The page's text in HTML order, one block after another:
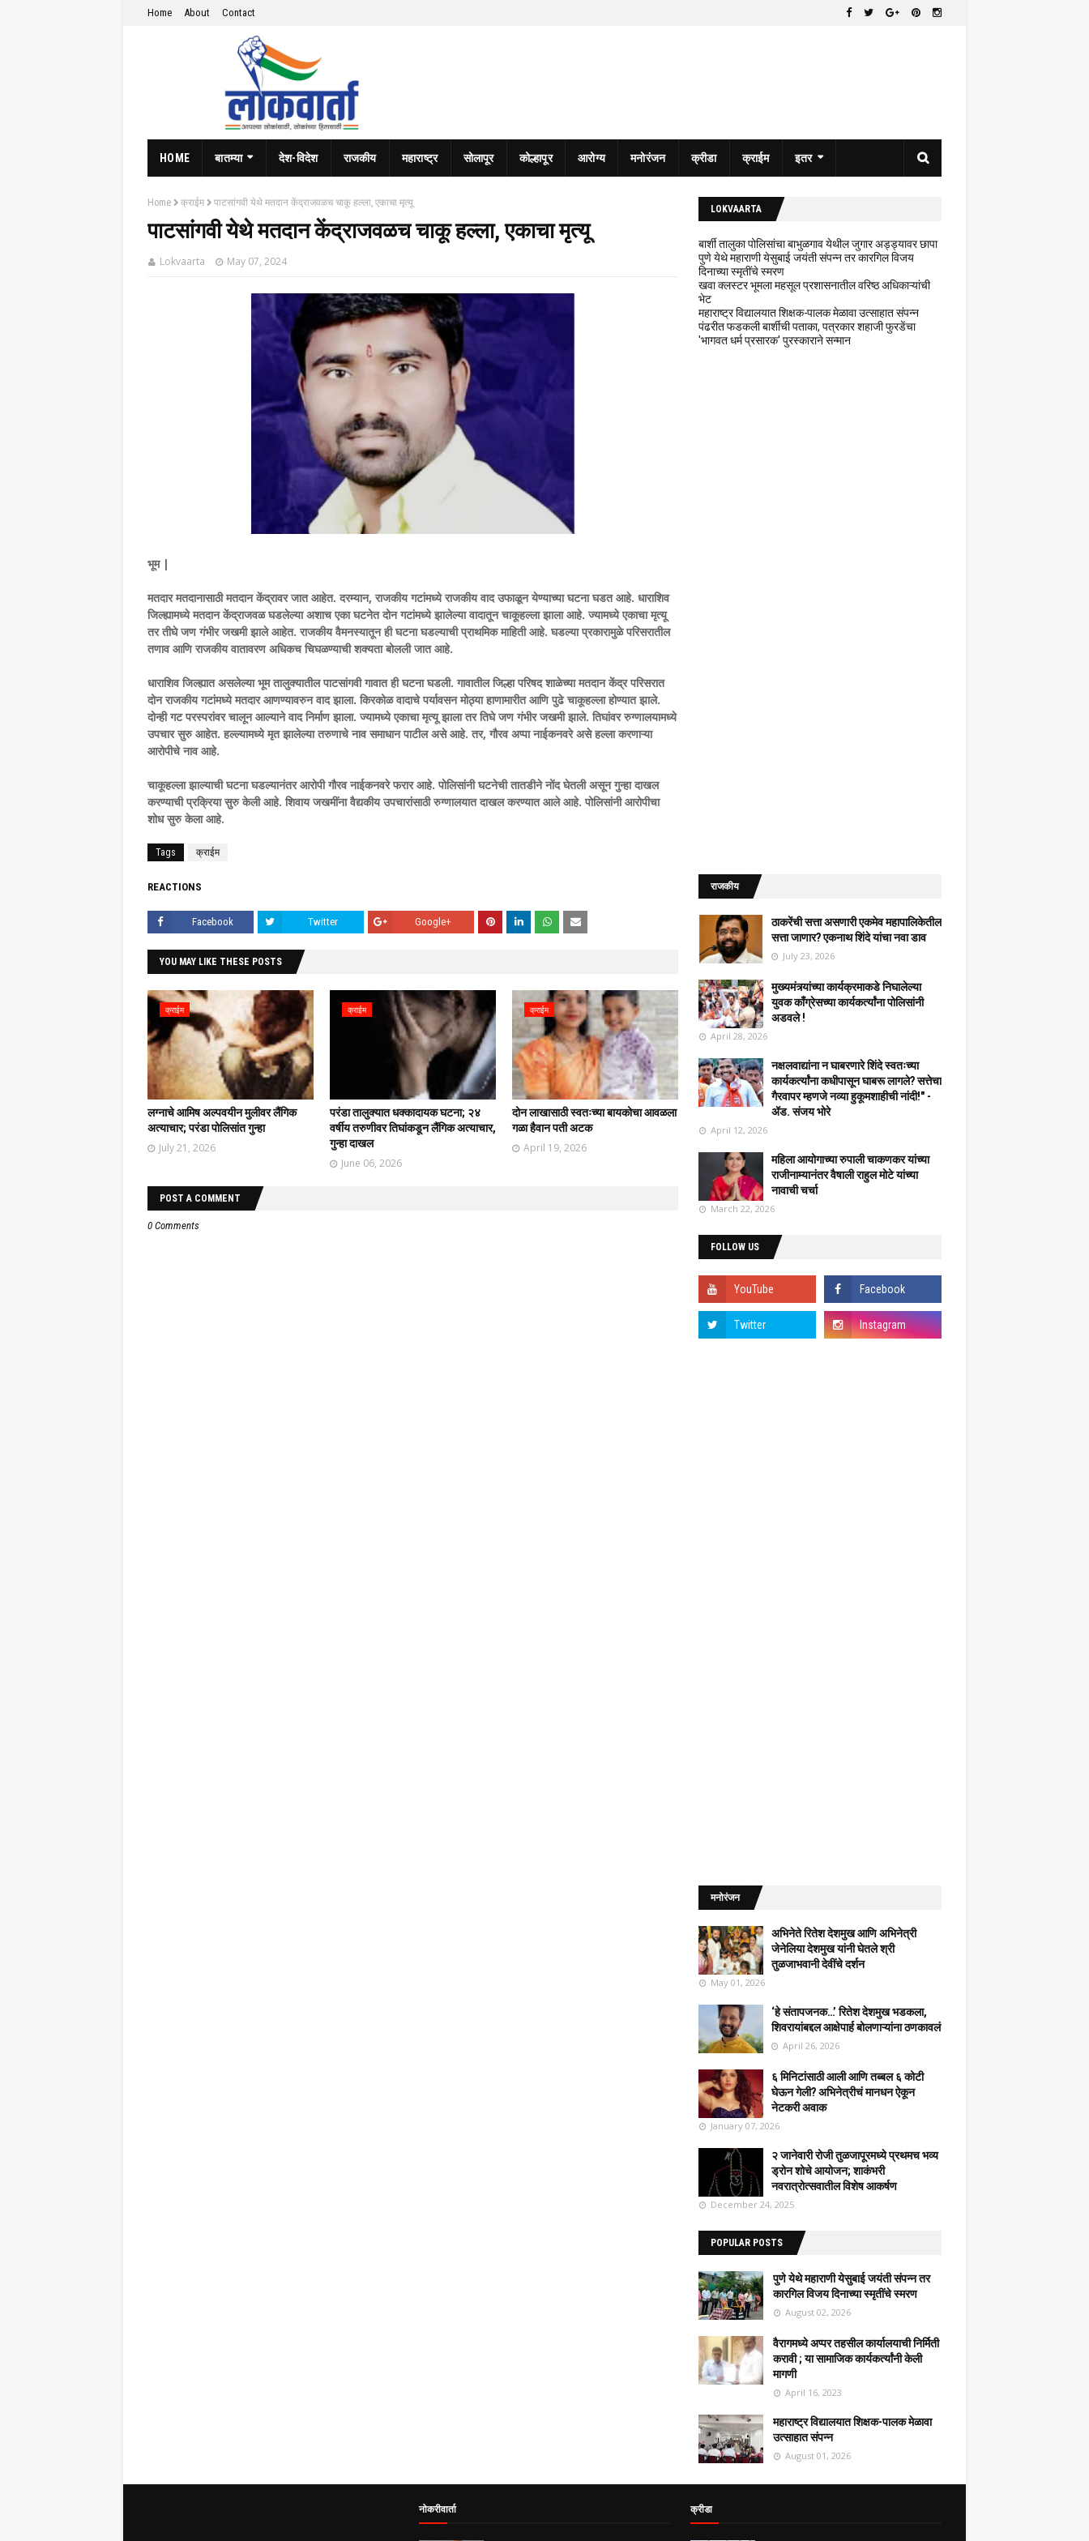
Home About Contact
HOME बातम्या देश-विदेश राजकीय महाराष्ट्र सोलापूर कोल्हापूर आरोग्य मनोरंजन क्रीडा क्राईम इतर
Home क्राईम पाटसांगवी येथे मतदान केंद्राजवळच चाकू हल्ला, एकाचा मृत्यू
पाटसांगवी येथे मतदान केंद्राजवळच चाकू हल्ला, एकाचा मृत्यू
Lokvaarta May 07, 2024
भूम |
मतदार मतदानासाठी मतदान केंद्रावर जात आहेत. दरम्यान, राजकीय गटांमध्ये राजकीय वाद उफाळून येण्याच्या घटना घडत आहे. धाराशिव
जिल्ह्यामध्ये मतदान केंद्राजवळ घडलेल्या अशाच एका घटनेत दोन गटांमध्ये झालेल्या वादातून चाकूहल्ला झाला आहे. ज्यामध्ये एकाचा मृत्यू
तर तीघे जण गंभीर जखमी झाले आहेत. राजकीय वैमनस्यातून ही घटना घडल्याची प्राथमिक माहिती आहे. घडल्या प्रकारामुळे परिसरातील
तणाव आणि राजकीय वातावरण अधिकच चिघळण्याची शक्यता बोलली जात आहे.
धाराशिव जिल्ह्यात असलेल्या भूम तालुक्यातील पाटसांगवी गावात ही घटना घडली. गावातील जिल्हा परिषद शाळेच्या मतदान केंद्र परिसरात
दोन राजकीय गटांमध्ये मतदार आणण्यावरुन वाद झाला. किरकोळ वादाचे पर्यावसन मोठ्या हाणामारीत आणि पुढे चाकूहल्ला होण्यात झाले.
दोन्ही गट परस्परांवर चालून आल्याने वाद निर्माण झाला. ज्यामध्ये एकाचा मृत्यू झाला तर तिघे जण गंभीर जखमी झाले. तिघांवर रुग्णालयामध्ये
उपचार सुरु आहेत. हल्ल्यामध्ये मृत झालेल्या तरुणाचे नाव समाधान पाटील असे आहे. तर, गौरव अप्पा नाईकनवरे असे हल्ला करणाऱ्या
आरोपीचे नाव आहे.
चाकूहल्ला झाल्याची घटना घडल्यानंतर आरोपी गौरव नाईकनवरे फरार आहे. पोलिसांनी घटनेची तातडीने नोंद घेतली असून गुन्हा दाखल
करण्याची प्रक्रिया सुरु केली आहे. शिवाय जखमींना वैद्यकीय उपचारांसाठी रुग्णालयात दाखल करण्यात आले आहे. पोलिसांनी आरोपीचा
शोध सुरु केला आहे.
Tags क्राईम
REACTIONS
Facebook Twitter Google+
YOU MAY LIKE THESE POSTS
क्राईम
लग्नाचे आमिष अल्पवयीन मुलीवर लैंगिक
अत्याचार; परंडा पोलिसांत गुन्हा
July 21, 2026
क्राईम
परंडा तालुक्यात धक्कादायक घटना; २४
वर्षीय तरुणीवर तिघांकडून लैंगिक अत्याचार,
गुन्हा दाखल
June 06, 2026
क्राईम
दोन लाखासाठी स्वतःच्या बायकोचा आवळला
गळा हैवान पती अटक
April 19, 2026
POST A COMMENT
0 Comments
LOKVAARTA
बार्शी तालुका पोलिसांचा बाभुळगाव येथील जुगार अड्ड्यावर छापा
पुणे येथे महाराणी येसुबाई जयंती संपन्न तर कारगिल विजय
दिनाच्या स्मृतींचे स्मरण
खवा क्लस्टर भूमला महसूल प्रशासनातील वरिष्ठ अधिकाऱ्यांची
भेट
महाराष्ट्र विद्यालयात शिक्षक-पालक मेळावा उत्साहात संपन्न
पंढरीत फडकली बार्शीची पताका, पत्रकार शहाजी फुरडेंचा
'भागवत धर्म प्रसारक' पुरस्काराने सन्मान
राजकीय
ठाकरेंची सत्ता असणारी एकमेव महापालिकेतील
सत्ता जाणार? एकनाथ शिंदे यांचा नवा डाव
July 23, 2026
मुख्यमंत्र्यांच्या कार्यक्रमाकडे निघालेल्या
युवक काँग्रेसच्या कार्यकर्त्यांना पोलिसांनी
अडवले !
April 28, 2026
नक्षलवाद्यांना न घाबरणारे शिंदे स्वतःच्या
कार्यकर्त्यांना कधीपासून घाबरू लागले? सत्तेचा
गैरवापर म्हणजे नव्या हुकूमशाहीची नांदी!" -
ॲड. संजय भोरे
April 12, 2026
महिला आयोगाच्या रुपाली चाकणकर यांच्या
राजीनाम्यानंतर वैषाली राहुल मोटे यांच्या
नावाची चर्चा
March 22, 2026
FOLLOW US
मनोरंजन
अभिनेते रितेश देशमुख आणि अभिनेत्री
जेनेलिया देशमुख यांनी घेतले श्री
तुळजाभवानी देवींचे दर्शन
May 01, 2026
‘हे संतापजनक…’ रितेश देशमुख भडकला,
शिवरायांबद्दल आक्षेपार्ह बोलणाऱ्यांना ठणकावलं
April 26, 2026
६ मिनिटांसाठी आली आणि तब्बल ६ कोटी
घेऊन गेली? अभिनेत्रीचं मानधन ऐकून
नेटकरी अवाक
January 07, 2026
२ जानेवारी रोजी तुळजापूरमध्ये प्रथमच भव्य
ड्रोन शोचे आयोजन; शाकंभरी
नवरात्रोत्सवातील विशेष आकर्षण
December 24, 2025
POPULAR POSTS
पुणे येथे महाराणी येसुबाई जयंती संपन्न तर
कारगिल विजय दिनाच्या स्मृतींचे स्मरण
August 02, 2026
वैरागमध्ये अप्पर तहसील कार्यालयाची निर्मिती
करावी ; या सामाजिक कार्यकर्त्यांनी केली
मागणी
April 16, 2023
महाराष्ट्र विद्यालयात शिक्षक-पालक मेळावा
उत्साहात संपन्न
August 01, 2026
नोकरीवार्ता क्रीडा